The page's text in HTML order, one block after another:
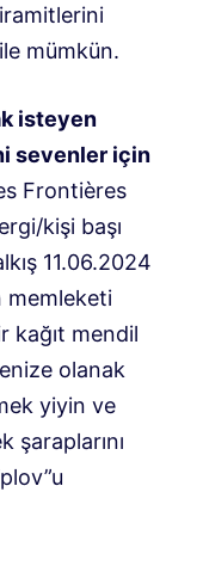
mümkün.
isteyen
sevenler için
Frontières
kişi başı
11.06.2024
memleketi
kağıt mendil
olanak
yiyin ve
şaraplarını